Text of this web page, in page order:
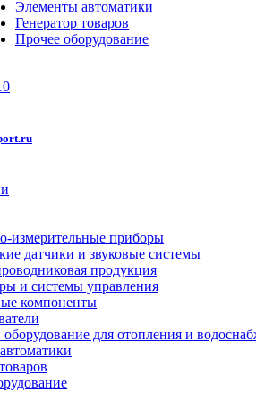
Элементы автоматики
Генератор товаров
Прочее оборудование
измерительные приборы
датчики и звуковые системы
продукция
и системы управления
компоненты
для отопления и